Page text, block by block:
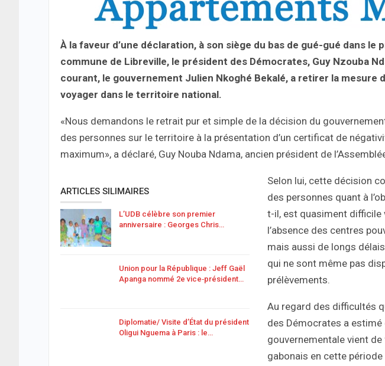
À la faveur d’une déclaration, à son siège du bas de gué-gué dans le
commune de Libreville, le président des Démocrates, Guy Nzouba
courant, le gouvernement Julien Nkoghé Bekalé, a retirer la mesure
voyager dans le territoire national.
«Nous demandons le retrait pur et simple de la décision du
des personnes sur le territoire à la présentation d’un certificat de
maximum», a déclaré, Guy Nouba Ndama, ancien président de
ARTICLES SILIMAIRES
L’UDB célèbre son premier
anniversaire : Georges Chris…
Union pour la République : Jeff Gaël
Apanga nommé 2e vice‑président…
Diplomatie/ Visite d’État du président
Oligui Nguema à Paris : le…
Selon lui, cette décision
des personnes quant à
t-il, est quasiment difficile
l’absence des centres
mais aussi de longs
qui ne sont même pas
prélèvements.
Au regard des difficultés
des Démocrates a
gouvernementale vient
gabonais en cette